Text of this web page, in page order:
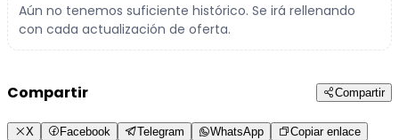
Aún no tenemos suficiente histórico. Se irá rellenando
con cada actualización de oferta.
Compartir Compartir
X Facebook Telegram WhatsApp Copiar enlace